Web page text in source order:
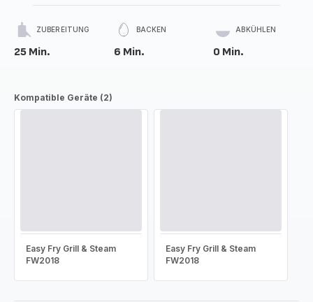
ZUBEREITUNG
25 Min.
BACKEN
6 Min.
ABKÜHLEN
0 Min.
Kompatible Geräte (2)
Easy Fry Grill & Steam
FW2018
Easy Fry Grill & Steam
FW2018